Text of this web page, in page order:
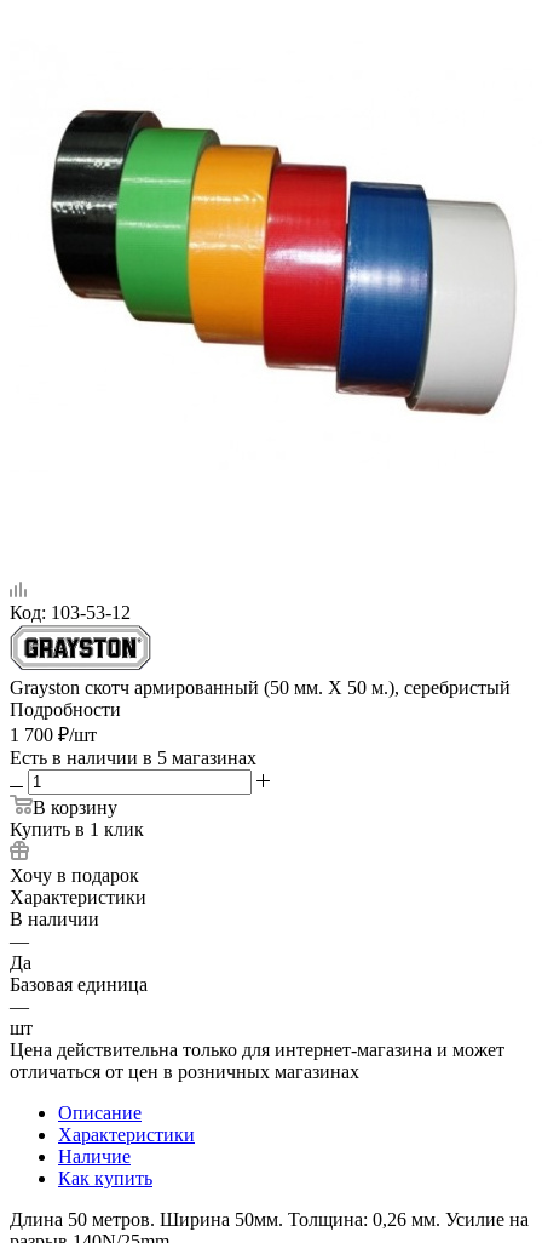
Код: 103-53-12
Grayston скотч армированный (50 мм. Х 50 м.), серебристый
Подробности
1 700 ₽/шт
Есть в наличии в 5 магазинах
В корзину
Купить в 1 клик
Хочу в подарок
Характеристики
В наличии
—
Да
Базовая единица
—
шт
Цена действительна только для интернет-магазина и может
отличаться от цен в розничных магазинах
Описание
Характеристики
Наличие
Как купить
Длина 50 метров. Ширина 50мм. Толщина: 0,26 мм. Усилие на